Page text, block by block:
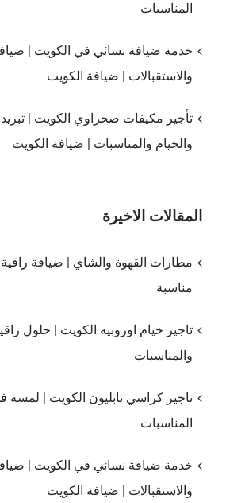
المناسبات
خدمة ضيافة نسائي في الكويت |
والاستقبالات | ضيافة الكويت
تأجير مكيفات صحراوي الكويت |
والخيام والمناسبات | ضيافة الكويت
المقالات الاخيرة
مطارات القهوة والشاي | ضيافة
مناسبة
تاجير خيام اوروبيه الكويت | حلول
والمناسبات
تاجير كراسي نابليون الكويت | لمسة
المناسبات
خدمة ضيافة نسائي في الكويت |
والاستقبالات | ضيافة الكويت